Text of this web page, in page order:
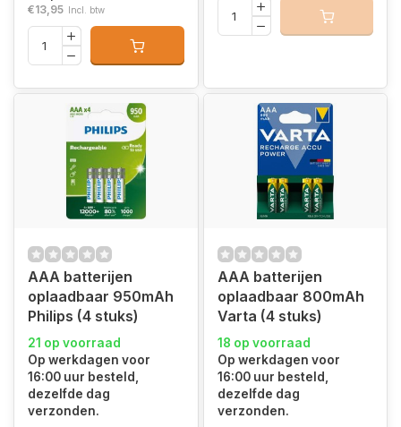
€13,95 Incl. btw
AAA batterijen
oplaadbaar 950mAh
Philips (4 stuks)
21 op voorraad
Op werkdagen voor
16:00 uur besteld,
dezelfde dag
verzonden.
AAA batterijen
oplaadbaar 800mAh
Varta (4 stuks)
18 op voorraad
Op werkdagen voor
16:00 uur besteld,
dezelfde dag
verzonden.